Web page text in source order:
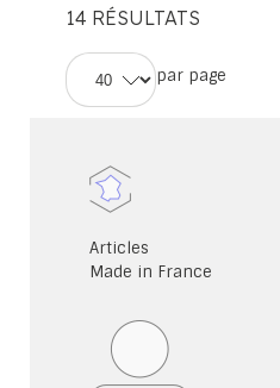
14 RÉSULTATS
par page
Articles
Made in France